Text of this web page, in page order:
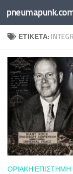
Skip to content
ΕΤΙΚΈΤΑ:
ΟΡΙΑΚΉ ΕΠΙΣΤΉΜΗ